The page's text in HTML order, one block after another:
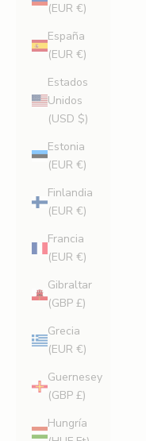
(EUR €)
España
(EUR €)
Estados
Unidos
(USD $)
Estonia
(EUR €)
Finlandia
(EUR €)
Francia
(EUR €)
Gibraltar
(GBP £)
Grecia
(EUR €)
Guernesey
(GBP £)
Hungría